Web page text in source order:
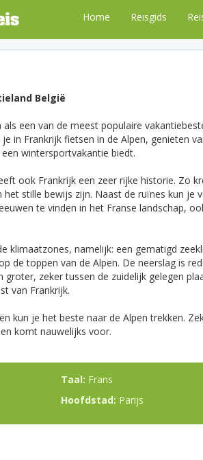
Home Reisgids
België
een van de meest populaire
in Frankrijk fietsen in de Alpen, genieten
wintersportvakantie biedt.
ook Frankrijk een zeer rijke historie. Zo
het stille bewijs zijn. Naast de ruïnes kun
te vinden in het Franse landschap,
klimaatzones, namelijk: een gematigd
de toppen van de Alpen. De neerslag is
groter, zeker tussen de zuidelijk gelegen
van Frankrijk.
kun je het beste naar de Alpen trekken.
komt nauwelijks voor.
Taal: Frans
Hoofdstad: Parijs